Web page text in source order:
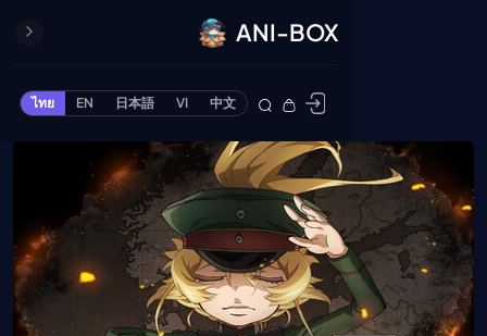
ข้ามไปยังเนื้อหา
ANI-BOX
ไทย EN 日本語 VI 中文
ปิด
ONE PIECE
Cardgame
Cardlist
Collection
Deck Builder
My-Collection
Deck Library
Deck Share